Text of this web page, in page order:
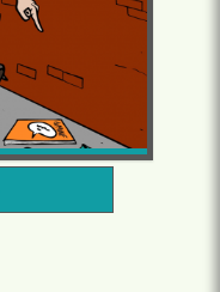
2 à 6 joueurs